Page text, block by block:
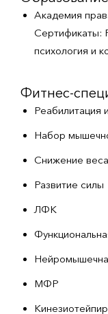
Академия
Сертификаты:
психология и
Фитнес-
Реабилитация
Набор
Снижение
Развитие силы
ЛФК
МФР